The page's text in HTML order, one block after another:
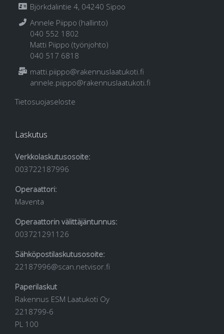
Björkdalintie 4, 04240 Sipoo
Annele Piippo (hallinto)
040 552 1802
Matti Piippo (työnjohto)
040 517 6818
matti.piippo@rakennuslaatukoti.fi
annele.piippo@rakennuslaatukoti.fi
Tietosuojaseloste
Laskutus
Verkkolaskutusosoite:
003722187996
Operaattori:
Maventa
Operaattorin välittäjäntunnus:
003721291126
Sähköpostilaskutusosoite:
22187996@scan.netvisor.fi
Paperilaskut
Rakennus ESM Laatukoti Oy
2218799-6
PL 100